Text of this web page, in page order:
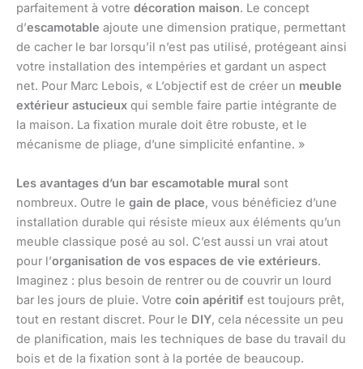
parfaitement à votre décoration maison. Le concept
d’escamotable ajoute une dimension pratique, permettant
de cacher le bar lorsqu’il n’est pas utilisé, protégeant ainsi
votre installation des intempéries et gardant un aspect
net. Pour Marc Lebois, « L’objectif est de créer un meuble
extérieur astucieux qui semble faire partie intégrante de
la maison. La fixation murale doit être robuste, et le
mécanisme de pliage, d’une simplicité enfantine. »
Les avantages d’un bar escamotable mural sont
nombreux. Outre le gain de place, vous bénéficiez d’une
installation durable qui résiste mieux aux éléments qu’un
meuble classique posé au sol. C’est aussi un vrai atout
pour l’organisation de vos espaces de vie extérieurs.
Imaginez : plus besoin de rentrer ou de couvrir un lourd
bar les jours de pluie. Votre coin apéritif est toujours prêt,
tout en restant discret. Pour le DIY, cela nécessite un peu
de planification, mais les techniques de base du travail du
bois et de la fixation sont à la portée de beaucoup.